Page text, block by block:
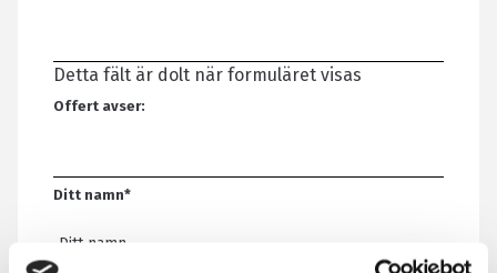
Detta fält är dolt när formuläret visas
Offert avser:
Ditt namn*